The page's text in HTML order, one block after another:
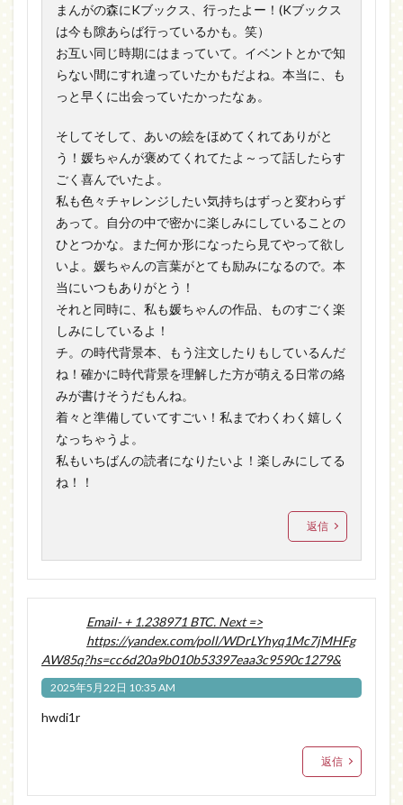
まんがの森にKブックス、行ったよー！(Kブックス
は今も隙あらば行っているかも。笑）
お互い同じ時期にはまっていて。イベントとかで知
らない間にすれ違っていたかもだよね。本当に、も
っと早くに出会っていたかったなぁ。
そしてそして、あいの絵をほめてくれてありがと
う！媛ちゃんが褒めてくれてたよ～って話したらす
ごく喜んでいたよ。
私も色々チャレンジしたい気持ちはずっと変わらず
あって。自分の中で密かに楽しみにしていることの
ひとつかな。また何か形になったら見てやって欲し
いよ。媛ちゃんの言葉がとても励みになるので。本
当にいつもありがとう！
それと同時に、私も媛ちゃんの作品、ものすごく楽
しみにしているよ！
チ。の時代背景本、もう注文したりもしているんだ
ね！確かに時代背景を理解した方が萌える日常の絡
みが書けそうだもんね。
着々と準備していてすごい！私までわくわく嬉しく
なっちゃうよ。
私もいちばんの読者になりたいよ！楽しみにしてる
ね！！
返信
Email- + 1.238971 BTC. Next =>
https://yandex.com/poll/WDrLYhyq1Mc7jMHFg
AW85q?hs=cc6d20a9b010b53397eaa3c9590c1279&
2025年5月22日 10:35 AM
hwdi1r
返信